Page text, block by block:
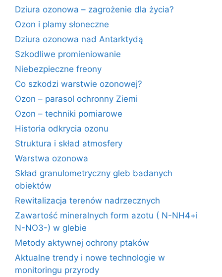
Dziura ozonowa – zagrożenie dla życia?
Ozon i plamy słoneczne
Dziura ozonowa nad Antarktydą
Szkodliwe promieniowanie
Niebezpieczne freony
Co szkodzi warstwie ozonowej?
Ozon – parasol ochronny Ziemi
Ozon – techniki pomiarowe
Historia odkrycia ozonu
Struktura i skład atmosfery
Warstwa ozonowa
Skład granulometryczny gleb badanych
obiektów
Rewitalizacja terenów nadrzecznych
Zawartość mineralnych form azotu ( N-NH4+i
N-NO3-) w glebie
Metody aktywnej ochrony ptaków
Aktualne trendy i nowe technologie w
monitoringu przyrody